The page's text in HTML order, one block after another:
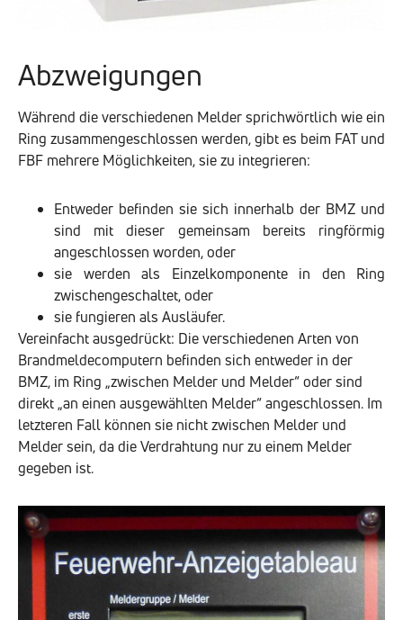
Abzweigungen
Während die verschiedenen Melder sprichwörtlich wie ein
Ring zusammengeschlossen werden, gibt es beim FAT und
FBF mehrere Möglichkeiten, sie zu integrieren:
Entweder befinden sie sich innerhalb der BMZ und
sind mit dieser gemeinsam bereits ringförmig
angeschlossen worden, oder
sie werden als Einzelkomponente in den Ring
zwischengeschaltet, oder
sie fungieren als Ausläufer.
Vereinfacht ausgedrückt: Die verschiedenen Arten von
Brandmeldecomputern befinden sich entweder in der
BMZ, im Ring „zwischen Melder und Melder“ oder sind
direkt „an einen ausgewählten Melder“ angeschlossen. Im
letzteren Fall können sie nicht zwischen Melder und
Melder sein, da die Verdrahtung nur zu einem Melder
gegeben ist.